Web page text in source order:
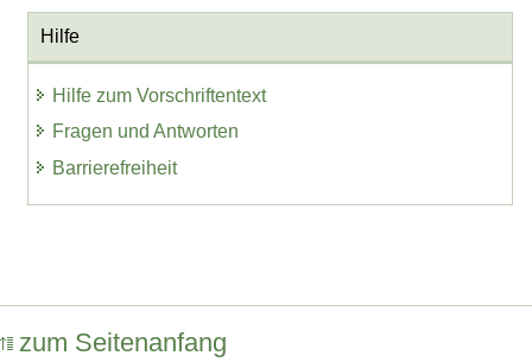
Hilfe
Hilfe zum Vorschriftentext
Fragen und Antworten
Barrierefreiheit
zum Seitenanfang